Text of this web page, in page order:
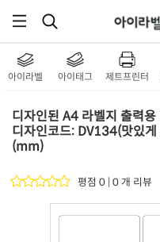
아이라벨 아이태그 제트프린터
디자인된 A4 라벨지 출력
디자인코드: DV134(맛있
(mm)
평점 0 | 0 개 리뷰